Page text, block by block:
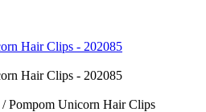
/ Pompom Unicorn Hair Clips